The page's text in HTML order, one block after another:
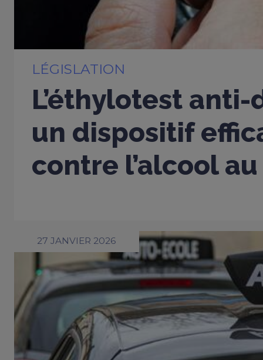
LÉGISLATION
L’éthylotest
un dispositif
contre l’alcool
27 JANVIER 2026